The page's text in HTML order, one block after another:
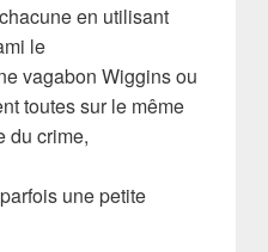
en utilisant
le
vagabon Wiggins ou
toutes sur le même
du crime,
une petite